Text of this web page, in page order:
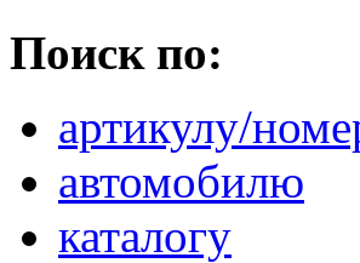
Поиск по:
артикулу/
автомобилю
каталогу